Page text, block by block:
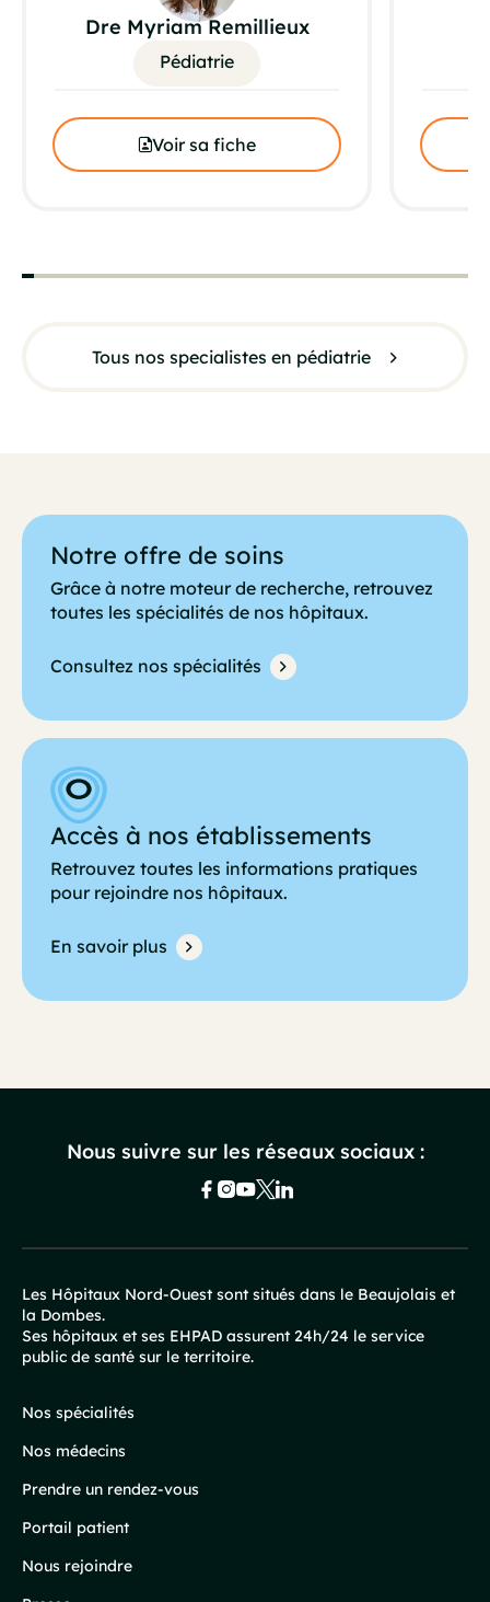
Tous nos specialistes en pédiatrie
Dre Myriam Remillieux
Pédiatrie
Voir sa fiche
Notre offre de soins
Grâce à notre moteur de recherche, retrouvez
toutes les spécialités de nos hôpitaux.
Consultez nos spécialités
Accès à nos établissements
Retrouvez toutes les informations pratiques
pour rejoindre nos hôpitaux.
En savoir plus
Nous suivre sur les réseaux sociaux :
Pied
de
page
Les Hôpitaux Nord-Ouest sont situés dans le Beaujolais et
la Dombes.
Ses hôpitaux et ses EHPAD assurent 24h/24 le service
public de santé sur le territoire.
Nos spécialités
Nos médecins
Prendre un rendez-vous
Portail patient
Nous rejoindre